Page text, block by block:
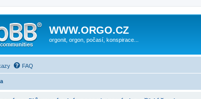
WWW.ORGO.CZ
orgonit, orgon, počasí, konspirace...
FAQ